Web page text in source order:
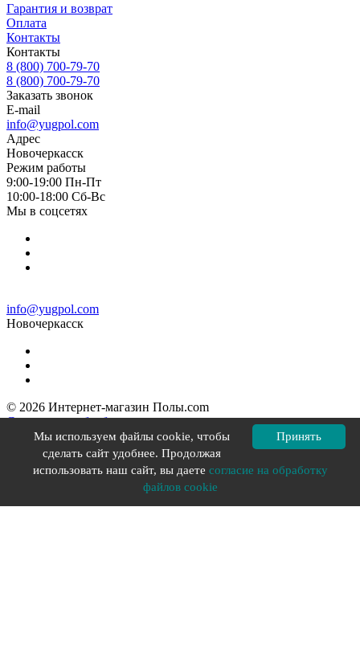
Гарантия и возврат
Оплата
Контакты
Контакты
8 (800) 700-79-70
8 (800) 700-79-70
Заказать звонок
E-mail
info@yugpol.com
Адрес
Новочеркаcск
Режим работы
9:00-19:00 Пн-Пт
10:00-18:00 Cб-Вс
Мы в соцсетях
info@yugpol.com
Новочеркаcск
© 2026 Интернет-магазин Полы.com
Согласие на обработку персональных данных
Политика конфиденциальности
Политика в отношении файлов cookie
Разработка сайта YOU-X
Принять
Мы используем файлы cookie, чтобы
сделать сайт удобнее. Продолжая
использовать наш сайт, вы даете согласие на обработку
файлов cookie